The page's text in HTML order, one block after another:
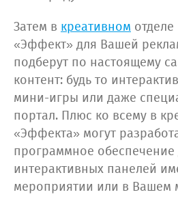
Затем в креативном
«Эффект» для Вашей
подберут по настоящему
контент: будь то
мини-игры или даже
портал. Плюс ко всему в
«Эффекта» могут
программное
интерактивных панелей
мероприятии или в Вашем